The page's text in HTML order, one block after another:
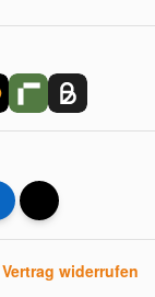
Vertrag widerrufen